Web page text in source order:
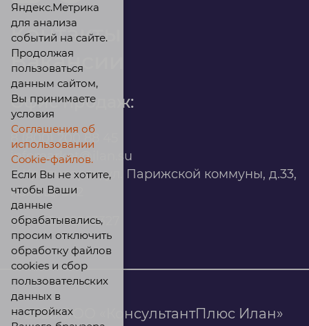
Контакты
Вакансии
Офис продаж:
infomarket@ilan.su
г. Красноярск, ул. Парижской коммуны, д.33,
помещ. 302
ИНН: 2465263327
© 2026 ООО «КонсультантПлюс Илан»
Яндекс.Метрика
для анализа
событий на сайте.
Продолжая
пользоваться
данным сайтом,
Вы принимаете
условия
Соглашения об
использовании
Cookie-файлов.
Если Вы не хотите,
чтобы Ваши
данные
обрабатывались,
просим отключить
обработку файлов
cookies и сбор
пользовательских
данных в
настройках